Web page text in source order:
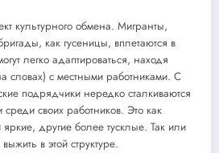
культурного обмена. Мигранты,
как гусеницы, вплетаются в
легко адаптироваться, находя
словах) с местными работниками. С
подрядчики нередко сталкиваются
своих работников. Это как
другие более тусклые. Так или
в этой структуре.